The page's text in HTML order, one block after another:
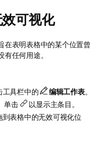
可视化
在表明表格中的某个位置曾
任何用途。
工具栏中的
编辑工作表。
单击
以显示主条目。
表格中的无效可视化位